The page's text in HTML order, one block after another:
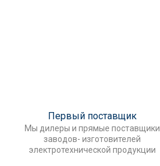
Первый поставщик
Мы дилеры и прямые поставщики
заводов- изготовителей
электротехнической продукции